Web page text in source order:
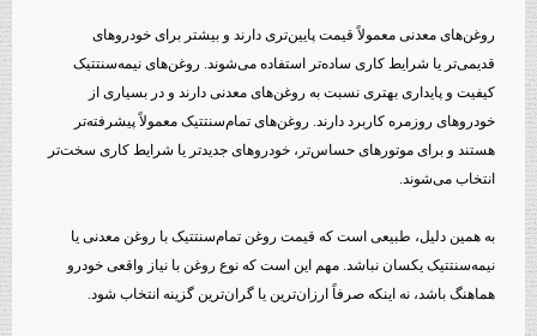
روغن‌های معدنی معمولاً قیمت پایین‌تری دارند و بیشتر برای خودروهای
قدیمی‌تر یا شرایط کاری ساده‌تر استفاده می‌شوند. روغن‌های نیمه‌سنتتیک
کیفیت و پایداری بهتری نسبت به روغن‌های معدنی دارند و در بسیاری از
خودروهای روزمره کاربرد دارند. روغن‌های تمام‌سنتتیک معمولاً پیشرفته‌تر
هستند و برای موتورهای حساس‌تر، خودروهای جدیدتر یا شرایط کاری سخت‌تر
انتخاب می‌شوند.
به همین دلیل، طبیعی است که قیمت روغن تمام‌سنتتیک با روغن معدنی یا
نیمه‌سنتتیک یکسان نباشد. مهم این است که نوع روغن با نیاز واقعی خودرو
هماهنگ باشد، نه اینکه صرفاً ارزان‌ترین یا گران‌ترین گزینه انتخاب شود.